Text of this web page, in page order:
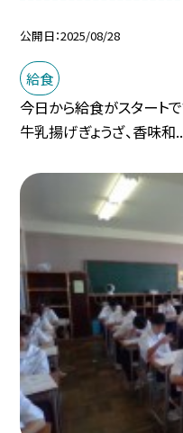
公開日 2025/08/28
給食
今日から給食がスタートで
牛乳揚げぎょうざ、香味和